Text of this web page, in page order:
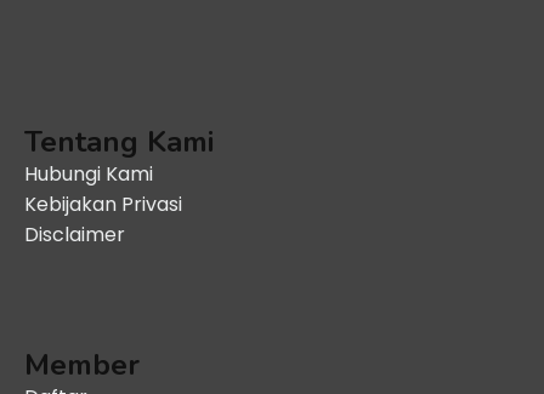
Tentang Kami
Hubungi Kami
Kebijakan Privasi
Disclaimer
Member